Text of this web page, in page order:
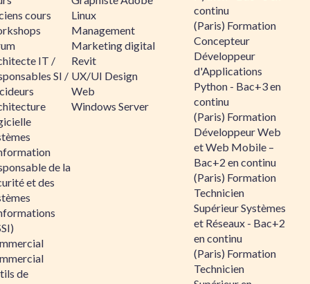
cours
IT /
SI /
de la
et des
de
Linux
Management
Marketing digital
Revit
UX/UI Design
Web
Windows Server
continu
(Paris) Formation
Concepteur
Développeur
d'Applications
Python - Bac+3 en
continu
(Paris) Formation
Développeur Web
et Web Mobile –
Bac+2 en continu
(Paris) Formation
Technicien
Supérieur Systèmes
et Réseaux - Bac+2
en continu
(Paris) Formation
Technicien